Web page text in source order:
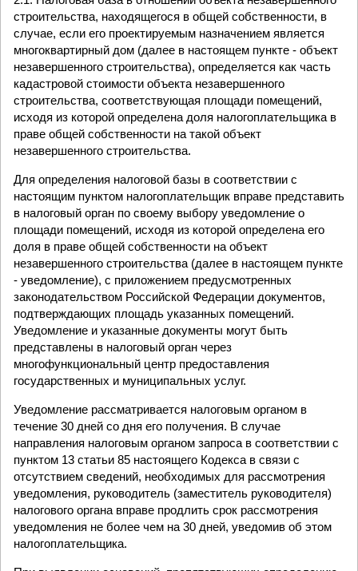
строительства, находящегося в общей собственности, в
случае, если его проектируемым назначением является
многоквартирный дом (далее в настоящем пункте - объект
незавершенного строительства), определяется как часть
кадастровой стоимости объекта незавершенного
строительства, соответствующая площади помещений,
исходя из которой определена доля налогоплательщика в
праве общей собственности на такой объект
незавершенного строительства.
Для определения налоговой базы в соответствии с
настоящим пунктом налогоплательщик вправе представить
в налоговый орган по своему выбору уведомление о
площади помещений, исходя из которой определена его
доля в праве общей собственности на объект
незавершенного строительства (далее в настоящем пункте
- уведомление), с приложением предусмотренных
законодательством Российской Федерации документов,
подтверждающих площадь указанных помещений.
Уведомление и указанные документы могут быть
представлены в налоговый орган через
многофункциональный центр предоставления
государственных и муниципальных услуг.
Уведомление рассматривается налоговым органом в
течение 30 дней со дня его получения. В случае
направления налоговым органом запроса в соответствии с
пунктом 13 статьи 85 настоящего Кодекса в связи с
отсутствием сведений, необходимых для рассмотрения
уведомления, руководитель (заместитель руководителя)
налогового органа вправе продлить срок рассмотрения
уведомления не более чем на 30 дней, уведомив об этом
налогоплательщика.